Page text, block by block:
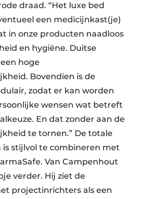
draad. “Het luxe bed
een medicijnkast(je)
in onze producten naadloos
en hygiëne. Duitse
hoge
Bovendien is de
zodat er kan worden
wensen wat betreft
En dat zonder aan de
te tornen.” De totale
is stijlvol te combineren met
Van Campenhout
verder. Hij ziet de
projectinrichters als een